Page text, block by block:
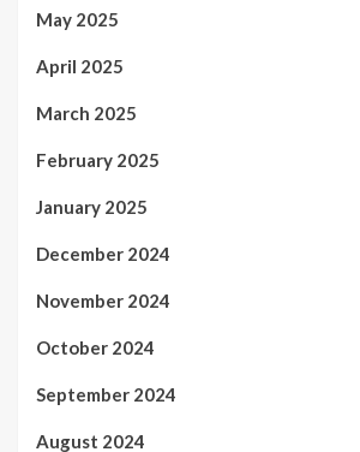
May 2025
April 2025
March 2025
February 2025
January 2025
December 2024
November 2024
October 2024
September 2024
August 2024